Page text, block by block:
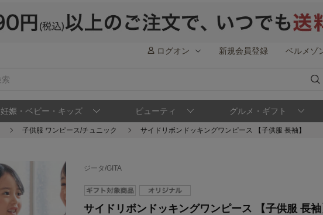
ログオン 新規会員登録 ベルメゾ
妊娠・ベビー・キッズ ビューティ グルメ・ギフト
子供服 ワンピース/チュニック サイドリボンドッキングワンピース 【子供服 長袖】
ジータ/GITA
サイドリボンドッキングワンピース 【子供服 長袖
ステージが上がれば送料無料・返品引取無料！
さらにポイント還元最大16倍！